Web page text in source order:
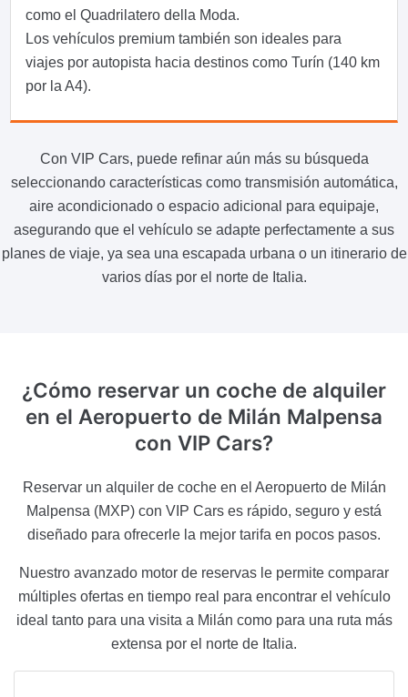
como el Quadrilatero della Moda.
Los vehículos premium también son ideales para
viajes por autopista hacia destinos como Turín (140 km
por la A4).
Con VIP Cars, puede refinar aún más su búsqueda
seleccionando características como transmisión automática,
aire acondicionado o espacio adicional para equipaje,
asegurando que el vehículo se adapte perfectamente a sus
planes de viaje, ya sea una escapada urbana o un itinerario de
varios días por el norte de Italia.
¿Cómo reservar un coche de alquiler
en el Aeropuerto de Milán Malpensa
con VIP Cars?
Reservar un alquiler de coche en el Aeropuerto de Milán
Malpensa (MXP) con VIP Cars es rápido, seguro y está
diseñado para ofrecerle la mejor tarifa en pocos pasos.
Nuestro avanzado motor de reservas le permite comparar
múltiples ofertas en tiempo real para encontrar el vehículo
ideal tanto para una visita a Milán como para una ruta más
extensa por el norte de Italia.